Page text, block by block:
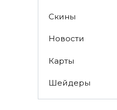
Скины
Новости
Карты
Шейдеры